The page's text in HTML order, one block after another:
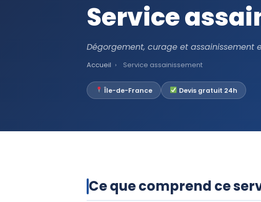
Service
Dégorgement, curage et assainissement
Accueil › Service assainissement
Île-de-France Devis gratuit 24h
Ce que comprend ce